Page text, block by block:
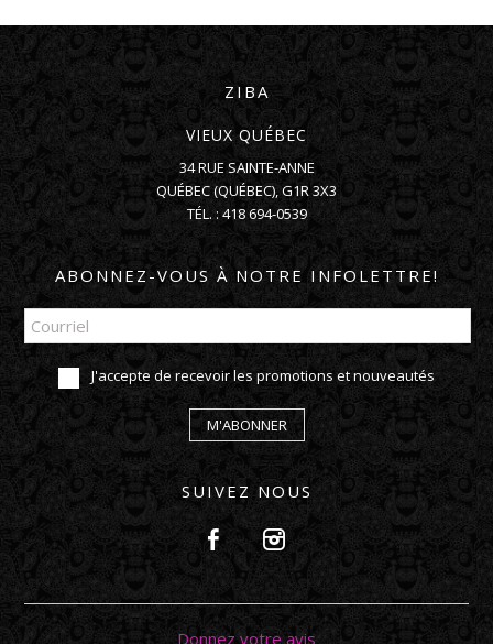
ZIBA
VIEUX QUÉBEC
34 RUE SAINTE-ANNE
QUÉBEC(QUÉBEC),G1R 3X3
TÉL. : 418 694-0539
ABONNEZ-VOUS À NOTRE INFOLETTRE!
J'accepte de recevoir les promotions et nouveautés
M'ABONNER
SUIVEZ NOUS
Donnez votre avis